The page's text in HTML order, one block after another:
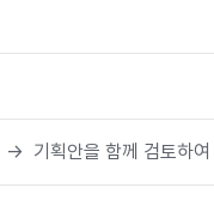
기획안을 함께 검토하